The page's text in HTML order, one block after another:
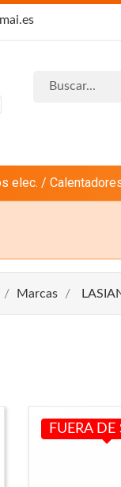
elec. /
Marcas
FUERA DE